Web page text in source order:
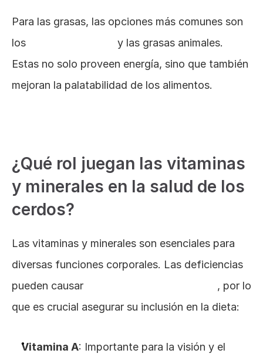
Para las grasas, las opciones más comunes son
los
y las grasas animales.
Estas no solo proveen energía, sino que también
mejoran la palatabilidad de los alimentos.
¿Qué rol juegan las vitaminas
y minerales en la salud de los
cerdos?
Las vitaminas y minerales son esenciales para
diversas funciones corporales. Las deficiencias
pueden causar
, por lo
que es crucial asegurar su inclusión en la dieta:
Vitamina A: Importante para la visión y el